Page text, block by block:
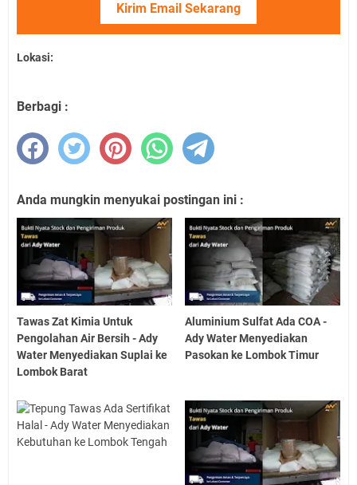
Kirim Email Sekarang
Lokasi:
Berbagi :
Anda mungkin menyukai postingan ini :
Tawas Zat Kimia Untuk
Pengolahan Air Bersih - Ady
Water Menyediakan Suplai ke
Lombok Barat
Aluminium Sulfat Ada COA -
Ady Water Menyediakan
Pasokan ke Lombok Timur